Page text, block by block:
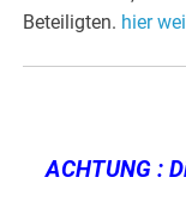
Beteiligten. hier
ACHTUNG :